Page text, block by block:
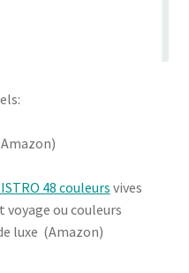
48 couleurs vives
ou couleurs
luxe (Amazon)